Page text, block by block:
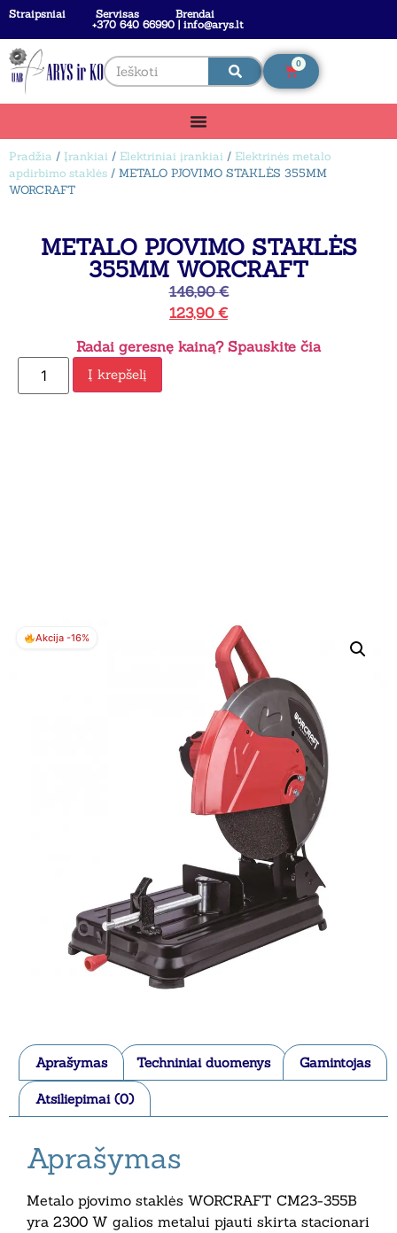
Straipsniai Servisas
Brendai
+370 640 66990 | info@arys.lt
0
Pradžia / Įrankiai / Elektriniai įrankiai / Elektrinės metalo
apdirbimo staklės / METALO PJOVIMO STAKLĖS 355MM
WORCRAFT
METALO PJOVIMO STAKLĖS
355MM WORCRAFT
146,90€
123,90 €
Radai geresnę kainą? Spauskite čia
Į krepšelį
Akcija -16%
Aprašymas Techniniai duomenys Gamintojas
Atsiliepimai (0)
Aprašymas
Metalo pjovimo staklės WORCRAFT CM23-355B
yra 2300 W galios metalui pjauti skirta stacionari